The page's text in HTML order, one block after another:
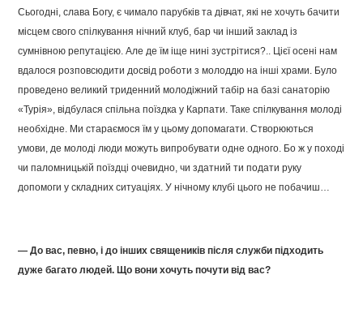
Сьогодні, слава Богу, є чимало парубків та дівчат, які не хочуть бачити
місцем свого спілкування нічний клуб, бар чи інший заклад із
сумнівною репутацією. Але де їм іще нині зустрітися?.. Цієї осені нам
вдалося розповсюдити досвід роботи з молоддю на інші храми. Було
проведено великий триденний молодіжний табір на базі санаторію
«Турія», відбулася спільна поїздка у Карпати. Таке спілкування молоді
необхідне. Ми стараємося їм у цьому допомагати. Створюються
умови, де молоді люди можуть випробувати одне одного. Бо ж у поході
чи паломницькій поїздці очевидно, чи здатний ти подати руку
допомоги у складних ситуаціях. У нічному клубі цього не побачиш…
— До вас, певно, і до інших священиків після служби підходить
дуже багато людей. Що вони хочуть почути від вас?